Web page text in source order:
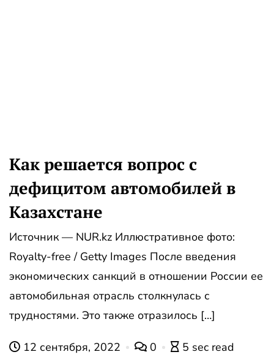
Как решается вопрос с
дефицитом автомобилей в
Казахстане
Источник — NUR.kz Иллюстративное фото:
Royalty-free / Getty Images После введения
экономических санкций в отношении России ее
автомобильная отрасль столкнулась с
трудностями. Это также отразилось […]
12 сентября, 2022 0 5 sec read